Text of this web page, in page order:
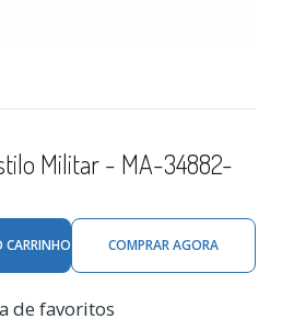
Militar - MA-34882-
COMPRAR AGORA
de favoritos